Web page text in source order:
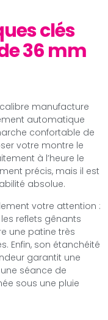
clés
36 mm
manufacture
automatique
confortable de
votre montre le
à l’heure le
précis, mais il est
absolue.
votre attention :
reflets gênants
une patine très
Enfin, son étanchéité
garantit une
séance de
sous une pluie